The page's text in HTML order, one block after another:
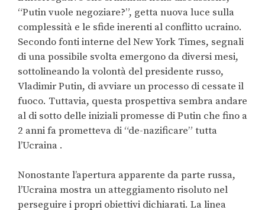
“Putin vuole negoziare?”, getta nuova luce sulla
complessità e le sfide inerenti al conflitto ucraino.
Secondo fonti interne del New York Times, segnali
di una possibile svolta emergono da diversi mesi,
sottolineando la volontà del presidente russo,
Vladimir Putin, di avviare un processo di cessate il
fuoco. Tuttavia, questa prospettiva sembra andare
al di sotto delle iniziali promesse di Putin che fino a
2 anni fa prometteva di “de-nazificare” tutta
l’Ucraina .
Nonostante l’apertura apparente da parte russa,
l’Ucraina mostra un atteggiamento risoluto nel
perseguire i propri obiettivi dichiarati. La linea